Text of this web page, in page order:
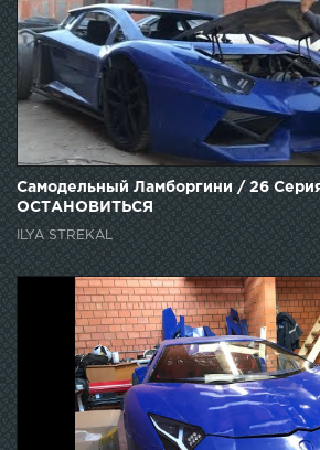
Самодельный Ламборгини / 26
ОСТАНОВИТЬСЯ
ILYA STREKAL